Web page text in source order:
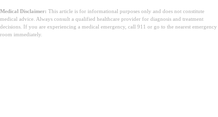
Medical Disclaimer: This article is for informational purposes only and does not constitute
medical advice. Always consult a qualified healthcare provider for diagnosis and treatment
decisions. If you are experiencing a medical emergency, call 911 or go to the nearest emergency
room immediately.